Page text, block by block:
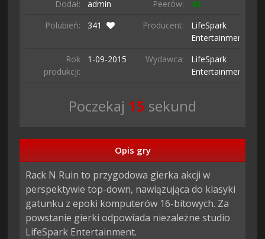
Dodał:
admin Peerów:
48
Polubień:
341 Producent:
LifeSpark
Entertainment
Rok
produkcji:
1-09-2015 Wydawca:
LifeSpark
Entertainment
Poczekaj 13 sekund
Opis gry
Rack N Ruin to przygodowa gierka akcji w
perspektywie top-down, nawiązująca do klasyki
gatunku z epoki komputerów 16-bitowych. Za
powstanie gierki odpowiada niezależne studio
LifeSpark Entertainment.